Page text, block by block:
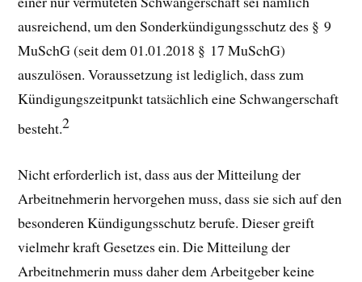
ausreichend, um den Sonderkündigungsschutz des § 9
MuSchG (seit dem 01.01.2018 § 17 MuSchG)
auszulösen. Voraussetzung ist lediglich, dass zum
Kündigungszeitpunkt tatsächlich eine Schwangerschaft
besteht.2
Nicht erforderlich ist, dass aus der Mitteilung der
Arbeitnehmerin hervorgehen muss, dass sie sich auf den
besonderen Kündigungsschutz berufe. Dieser greift
vielmehr kraft Gesetzes ein. Die Mitteilung der
Arbeitnehmerin muss daher dem Arbeitgeber keine